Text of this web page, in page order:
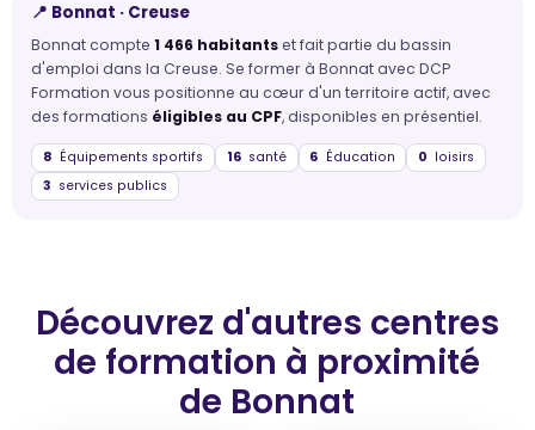
📍 Bonnat · Creuse
Bonnat compte 1 466 habitantset fait partie du bassin
d'emploi dans la Creuse. Se former à Bonnat avec DCP
Formation vous positionne au cœur d'un territoire actif, avec
des formations éligibles au CPF, disponibles en présentiel.
8 Équipements sportifs 16 santé 6 Éducation 0 loisirs
3 services publics
Découvrez d'autres centres
de formation à proximité
de Bonnat